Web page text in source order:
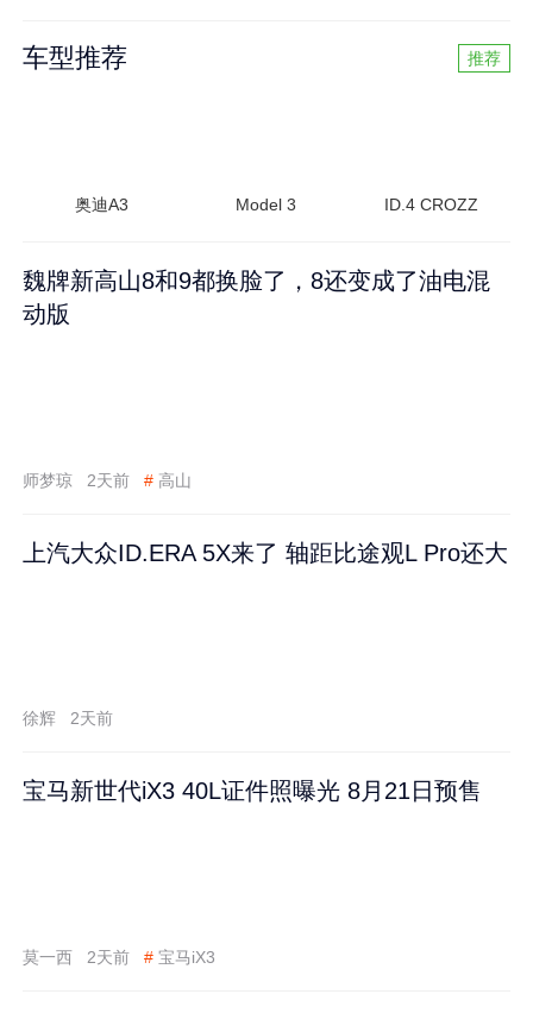
车型推荐 推荐
奥迪A3 Model 3 ID.4 CROZZ
魏牌新高山8和9都换脸了，8还变成了油电混
动版
师梦琼 2天前 # 高山
上汽大众ID.ERA 5X来了 轴距比途观L Pro还大
徐辉 2天前
宝马新世代iX3 40L证件照曝光 8月21日预售
莫一西 2天前 # 宝马iX3